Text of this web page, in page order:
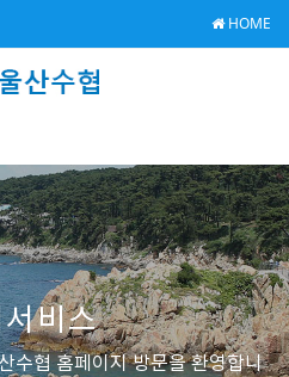
HOME
비스
수협 홈페이지 방문을 환영합니